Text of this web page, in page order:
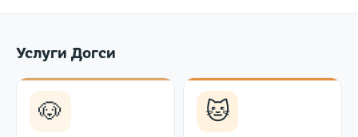
Услуги Догси
🐶 🐱